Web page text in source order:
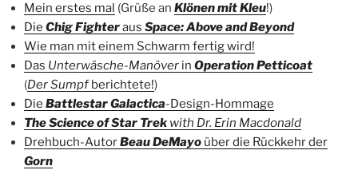
Mein erstes mal (Grüße an Klönen mit Kleu!)
Die Chig Fighteraus Space: Above and Beyond
Wie man mit einem Schwarm fertig wird!
Das Unterwäsche-Manöver in Operation Petticoat
(Der Sumpfberichtete!)
Die Battlestar Galactica-Design-Hommage
The Science of Star Trek with Dr. Erin Macdonald
Drehbuch-AutorBeau DeMayo über die Rückkehr der
Gorn